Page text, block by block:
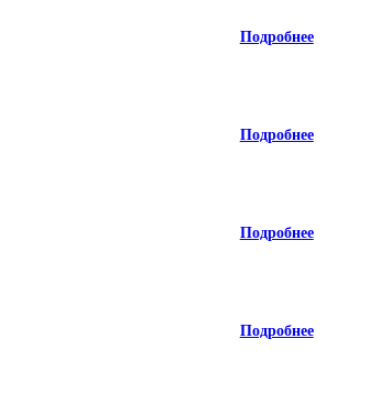
Подробнее
Подробнее
Подробнее
Подробнее